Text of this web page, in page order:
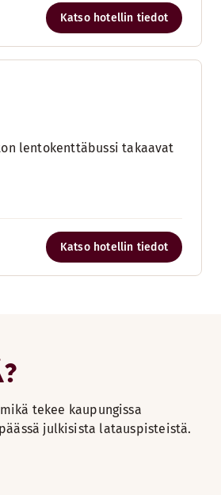
Katso hotellin tiedot
lentokenttäbussi takaavat
Katso hotellin tiedot
tekee kaupungissa
julkisista latauspisteistä.